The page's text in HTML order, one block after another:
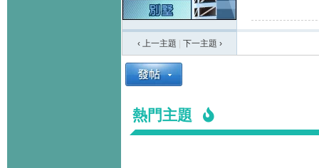
‹ 上一主題 下一主題 ›
熱門主題